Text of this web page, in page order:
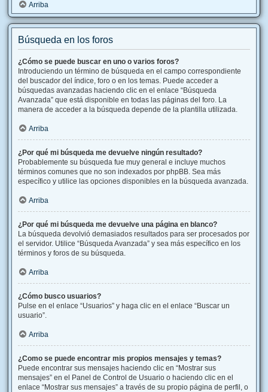
Arriba
Búsqueda en los foros
¿Cómo se puede buscar en uno o varios foros?
Introduciendo un término de búsqueda en el campo correspondiente
del buscador del índice, foro o en los temas. Puede acceder a
búsquedas avanzadas haciendo clic en el enlace “Búsqueda
Avanzada” que está disponible en todas las páginas del foro. La
manera de acceder a la búsqueda depende de la plantilla utilizada.
Arriba
¿Por qué mi búsqueda me devuelve ningún resultado?
Probablemente su búsqueda fue muy general e incluye muchos
términos comunes que no son indexados por phpBB. Sea más
específico y utilice las opciones disponibles en la búsqueda avanzada.
Arriba
¿Por qué mi búsqueda me devuelve una página en blanco?
La búsqueda devolvió demasiados resultados para ser procesados por
el servidor. Utilice “Búsqueda Avanzada” y sea más específico en los
términos y foros de su búsqueda.
Arriba
¿Cómo busco usuarios?
Pulse en el enlace “Usuarios” y haga clic en el enlace “Buscar un
usuario”.
Arriba
¿Como se puede encontrar mis propios mensajes y temas?
Puede encontrar sus mensajes haciendo clic en “Mostrar sus
mensajes” en el Panel de Control de Usuario o haciendo clic en el
enlace “Mostrar sus mensajes” a través de su propio página de perfil, o